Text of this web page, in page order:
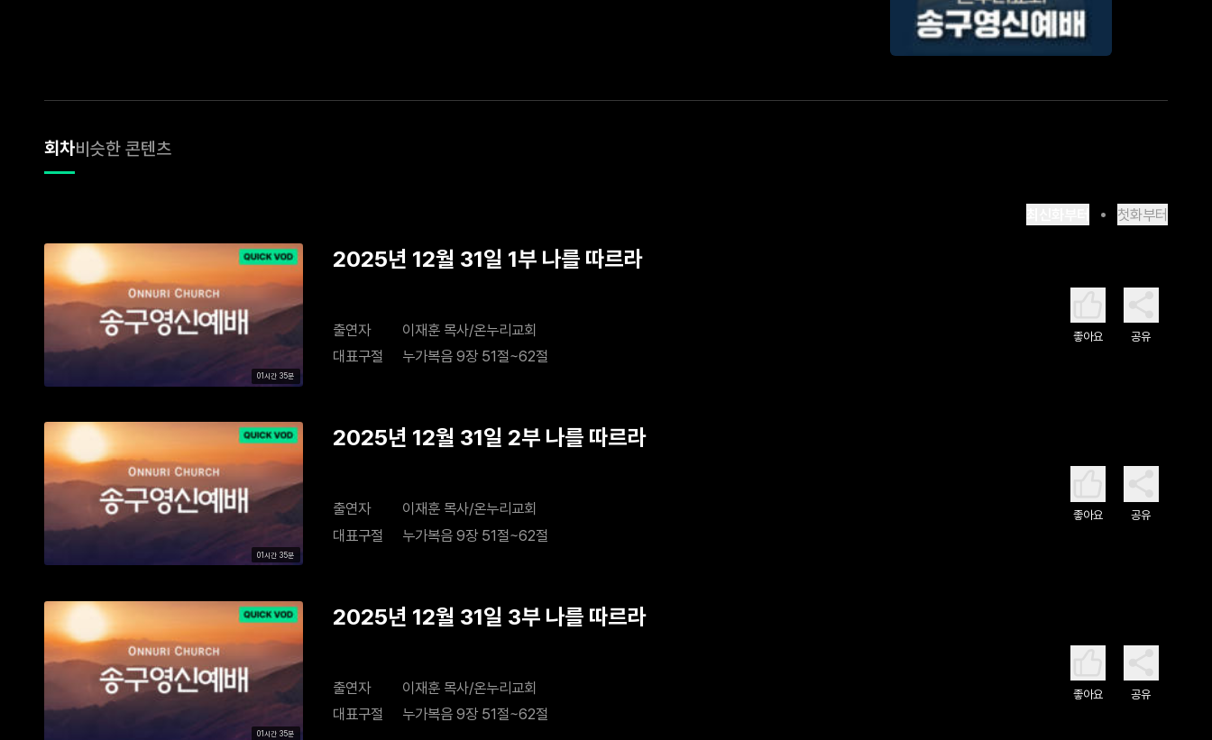
회차비슷한 콘텐츠
첫화부터
01시간 35분
2025년 12월 31일 1부 나를 따르라
출연자
이재훈 목사/온누리교회
대표구절
누가복음 9장 51절~62절
좋아요 공유
01시간 35분
2025년 12월 31일 2부 나를 따르라
출연자
이재훈 목사/온누리교회
대표구절
누가복음 9장 51절~62절
좋아요 공유
01시간 35분
2025년 12월 31일 3부 나를 따르라
출연자
이재훈 목사/온누리교회
대표구절
누가복음 9장 51절~62절
좋아요 공유